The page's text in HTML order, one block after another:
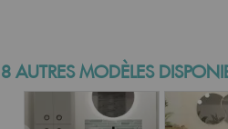
8 AUTRES MODÈLES